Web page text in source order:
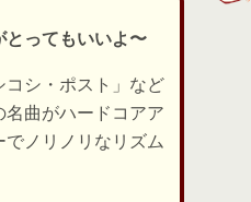
とってもいいよ〜
コシ・ポスト」など
曲がハードコアア
ノリノリなリズム